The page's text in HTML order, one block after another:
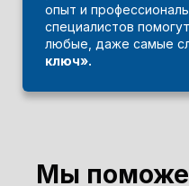
опыт и
специалистов
любые, даже самые
ключ».
Мы